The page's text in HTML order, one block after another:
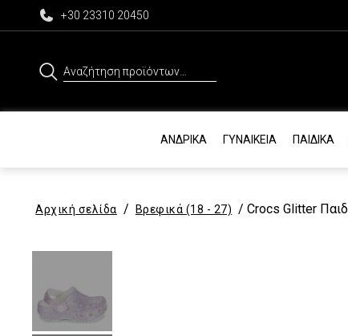
+30 23310 20450
ΑΝΔΡΙΚΆ ΓΥΝΑΙΚΕΊΑ ΠΑΙΔΙΚΆ
Αρχική σελίδα / Βρεφικά (18 - 27) / Crocs Glitter